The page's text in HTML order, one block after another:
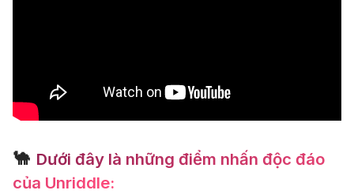
🐪 Dưới đây là những điểm nhấn độc đáo
của Unriddle: